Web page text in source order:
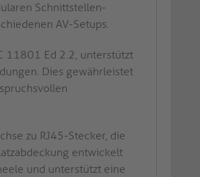
Schnittstellen-
AV-Setups.
11801 Ed 2.2, unterstützt
Dies gewährleistet
zu RJ45-Stecker, die
entwickelt
und unterstützt eine